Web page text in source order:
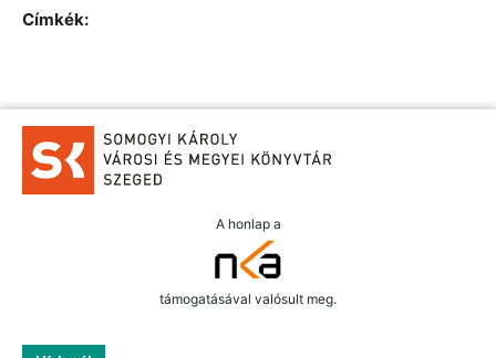
Címkék:
A honlap a
támogatásával valósult meg.